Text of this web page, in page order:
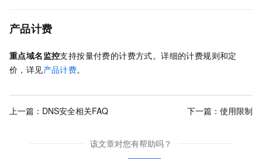
产品计费
重点域名监控支持按量付费的计费方式。详细的计费规则和定
价，详见产品计费。
上一篇： DNS安全相关FAQ 下一篇： 使用限制
该文章对您有帮助吗？